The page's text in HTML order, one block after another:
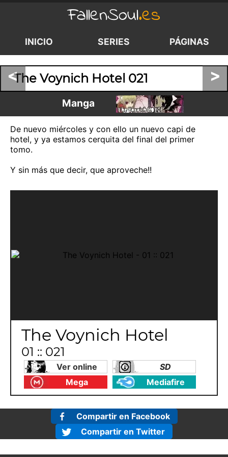
FallenSoul.es
INICIO SERIES PÁGINAS
< >
The Voynich Hotel 021
Manga
De nuevo miércoles y con ello un nuevo capi de
hotel, y ya estamos cerquita del final del primer
tomo.
Y sin más que decir, que aproveche!!
The Voynich Hotel
01 :: 021
Ver online
SD
Mega
Mediafire
Compartir en Facebook
Compartir en Twitter